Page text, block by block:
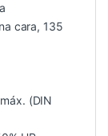
cara, 135
(DIN